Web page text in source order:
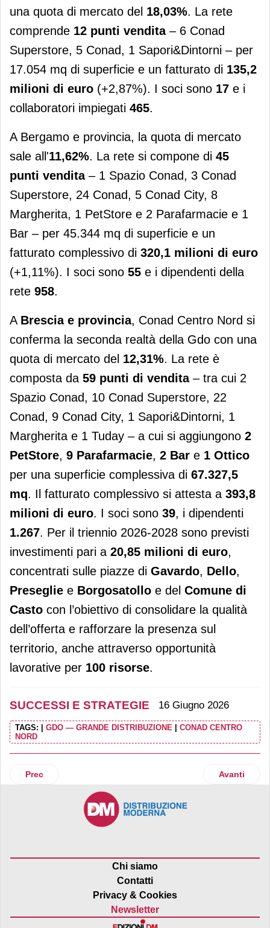
una quota di mercato del 18,03%. La rete
comprende 12 punti vendita– 6 Conad
Superstore, 5 Conad, 1 Sapori&Dintorni – per
17.054 mq di superficie e un fatturato di 135,2
milioni di euro (+2,87%). I soci sono 17 e i
collaboratori impiegati 465.
A Bergamo e provincia, la quota di mercato
sale all'11,62%. La rete si compone di 45
punti vendita– 1 Spazio Conad, 3 Conad
Superstore, 24 Conad, 5 Conad City, 8
Margherita, 1 PetStore e 2 Parafarmacie e 1
Bar – per 45.344 mq di superficie e un
fatturato complessivo di 320,1 milioni di euro
(+1,11%). I soci sono 55 e i dipendenti della
rete 958.
A Brescia e provincia, Conad Centro Nord si
conferma la seconda realtà della Gdo con una
quota di mercato del 12,31%. La rete è
composta da 59 punti di vendita– tra cui 2
Spazio Conad, 10 Conad Superstore, 22
Conad, 9 Conad City, 1 Sapori&Dintorni, 1
Margherita e 1 Tuday – a cui si aggiungono 2
PetStore, 9 Parafarmacie, 2 Bar e 1 Ottico
per una superficie complessiva di 67.327,5
mq. Il fatturato complessivo si attesta a 393,8
milioni di euro. I soci sono 39, i dipendenti
1.267. Per il triennio 2026-2028 sono previsti
investimenti pari a 20,85 milioni di euro,
concentrati sulle piazze di Gavardo, Dello,
Preseglie e Borgosatollo e del Comune di
Casto con l’obiettivo di consolidare la qualità
dell’offerta e rafforzare la presenza sul
territorio, anche attraverso opportunità
lavorative per 100 risorse.
SUCCESSI E STRATEGIE 16 Giugno 2026
TAGS: | GDO — GRANDE DISTRIBUZIONE | CONAD CENTRO
NORD
Articolo precedente: Euronics Italia: risultati positivi,
Prec Articolo
Avanti
Chi siamo
Contatti
Privacy & Cookies
Newsletter